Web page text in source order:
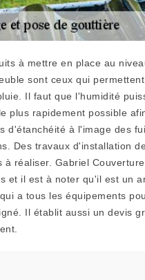
à mettre en place au
sont ceux qui
Il faut que l'humidité
plus rapidement possible
d'étanchéité à l'image des
Des travaux d'installation
à réaliser. Gabriel
et il est à noter qu'il est un
a tous les équipements
Il établit aussi un devis